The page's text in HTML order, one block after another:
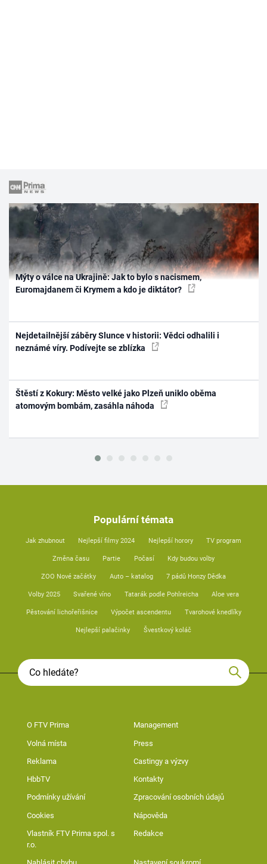
Mýty o válce na Ukrajině: Jak to bylo s nacismem,
Euromajdanem či Krymem a kdo je diktátor?
Nejdetailnější záběry Slunce v historii: Vědci odhalili i
neznámé víry. Podívejte se zblízka
Štěstí z Kokury: Město velké jako Plzeň uniklo oběma
atomovým bombám, zasáhla náhoda
Populární témata
Jak zhubnout Nejlepší filmy 2024 Nejlepší horory TV program
Změna času Partie Počasí Kdy budou volby
ZOO Nové začátky Auto – katalog 7 pádů Honzy Dědka
Volby 2025 Svařené víno Tatarák podle Pohlreicha Aloe vera
Pěstování lichořeřišnice Výpočet ascendentu Tvarohové knedlíky
Nejlepší palačinky Švestkový koláč
O FTV Prima Management
Volná místa Press
Reklama Castingy a výzvy
HbbTV Kontakty
Podmínky užívání Zpracování osobních údajů
Cookies Nápověda
Vlastník FTV Prima spol. s
r.o.
Redakce